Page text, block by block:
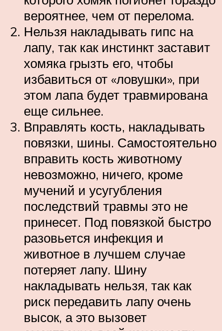
вероятнее, чем от перелома.
Нельзя накладывать гипс на
лапу, так как инстинкт заставит
хомяка грызть его, чтобы
избавиться от «ловушки», при
этом лапа будет травмирована
еще сильнее.
Вправлять кость, накладывать
повязки, шины. Самостоятельно
вправить кость животному
невозможно, ничего, кроме
мучений и усугубления
последствий травмы это не
принесет. Под повязкой быстро
разовьется инфекция и
животное в лучшем случае
потеряет лапу. Шину
накладывать нельзя, так как
риск передавить лапу очень
высок, а это вызовет